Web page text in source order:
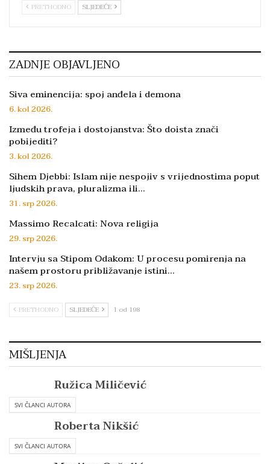
PRETHODNO SLJEDEĆE
ZADNJE OBJAVLJENO
Siva eminencija: spoj anđela i demona
6. kol 2026.
Između trofeja i dostojanstva: Što doista znači
pobijediti?
3. kol 2026.
Sihem Djebbi: Islam nije nespojiv s vrijednostima poput
ljudskih prava, pluralizma ili…
31. srp 2026.
Massimo Recalcati: Nova religija
29. srp 2026.
Intervju sa Stipom Odakom: U procesu pomirenja na
našem prostoru približavanje istini…
23. srp 2026.
PRETHODNO SLJEDEĆE 1 od 198
MIŠLJENJA
Ružica Miličević
SVI ČLANCI AUTORA
Roberta Nikšić
SVI ČLANCI AUTORA